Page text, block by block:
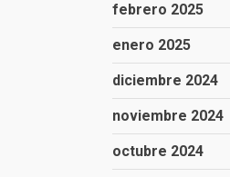
febrero 2025
enero 2025
diciembre 2024
noviembre 2024
octubre 2024